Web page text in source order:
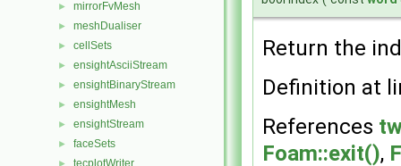
► mirrorFvMesh
► meshDualiser
► cellSets
► ensightAsciiStream
► ensightBinaryStream
► ensightMesh
► ensightStream
► faceSets
tecplotWriter
Return the
Definition at
References
Foam::exit(),